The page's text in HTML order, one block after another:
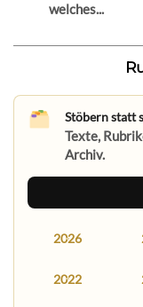
welches...
Stöbern statt
Texte,
Archiv.
2026
2022